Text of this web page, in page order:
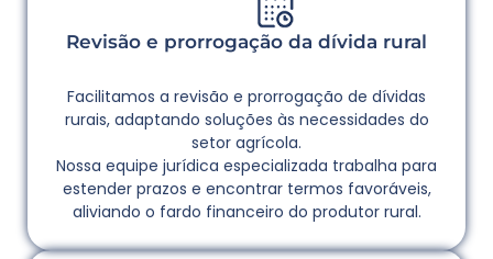
Revisão e prorrogação da dívida rural
Facilitamos a revisão e prorrogação de dívidas
rurais, adaptando soluções às necessidades do
setor agrícola.
Nossa equipe jurídica especializada trabalha para
estender prazos e encontrar termos favoráveis,
aliviando o fardo financeiro do produtor rural.